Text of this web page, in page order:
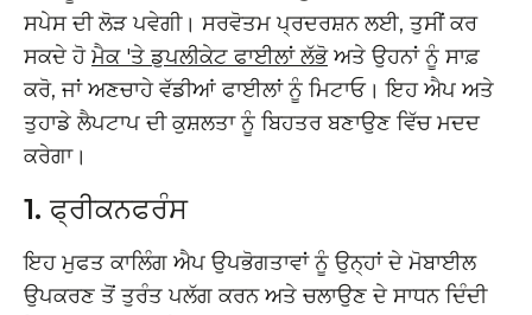
ਸਪੇਸ ਦੀ ਲੋੜ ਪਵੇਗੀ। ਸਰਵੋਤਮ ਪ੍ਰਦਰਸ਼ਨ ਲਈ, ਤੁਸੀਂ ਕਰ
ਸਕਦੇ ਹੋਮੈਕ 'ਤੇ ਡੁਪਲੀਕੇਟ ਫਾਈਲਾਂ ਲੱਭੋਅਤੇ ਉਹਨਾਂ ਨੂੰ ਸਾਫ਼
ਕਰੋ, ਜਾਂ ਅਣਚਾਹੇ ਵੱਡੀਆਂ ਫਾਈਲਾਂ ਨੂੰ ਮਿਟਾਓ। ਇਹ ਐਪ ਅਤੇ
ਤੁਹਾਡੇ ਲੈਪਟਾਪ ਦੀ ਕੁਸ਼ਲਤਾ ਨੂੰ ਬਿਹਤਰ ਬਣਾਉਣ ਵਿੱਚ ਮਦਦ
ਕਰੇਗਾ।
1.ਫ੍ਰੀਕਨਫਰੰਸ
ਇਹ ਮੁਫਤ ਕਾਲਿੰਗ ਐਪ ਉਪਭੋਗਤਾਵਾਂ ਨੂੰ ਉਨ੍ਹਾਂ ਦੇ ਮੋਬਾਈਲ
ਉਪਕਰਣ ਤੋਂ ਤੁਰੰਤ ਪਲੱਗ ਕਰਨ ਅਤੇ ਚਲਾਉਣ ਦੇ ਸਾਧਨ ਦਿੰਦੀ